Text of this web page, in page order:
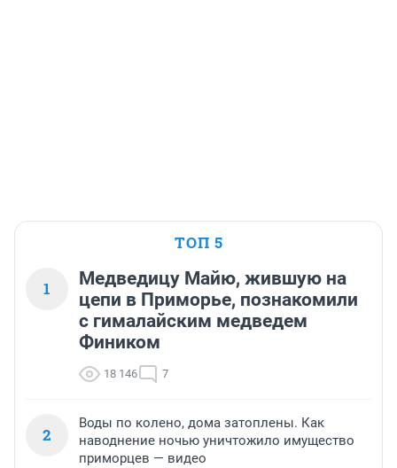
ТОП 5
1
Медведицу Майю, жившую на
цепи в Приморье, познакомили
с гималайским медведем
Фиником
18 146 7
2
Воды по колено, дома затоплены. Как
наводнение ночью уничтожило имущество
приморцев — видео